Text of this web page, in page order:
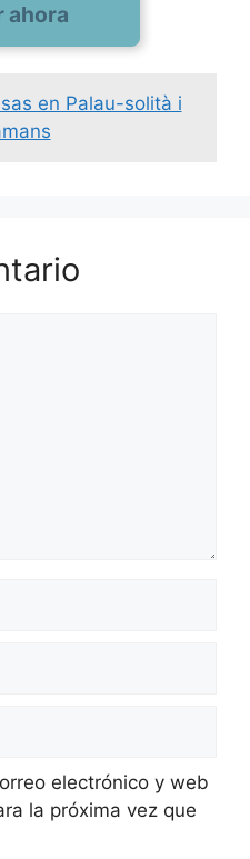
ahora
en Palau-solità i
electrónico y web
la próxima vez que